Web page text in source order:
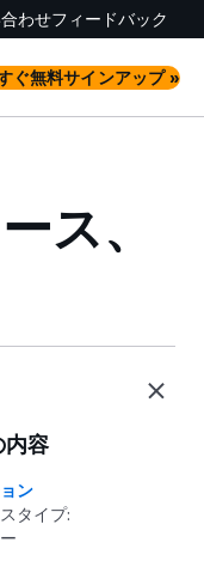
わせフィードバック
ぐ無料サインアップ »
ス、
内容
ン
タイプ: